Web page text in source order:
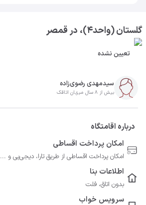
گلستان (واحد4)، در قمصر
تعیین نشده
سیدمهدی رضوی‌زاده
بیش از 8 سال میزبان اتاقک
درباره اقامتگاه
امکان پرداخت اقساطی
امکان پرداخت اقساطی از طریق تارا، دیجی‌پی و ...
اطلاعات بنا
بدون اتاق، فلت
سرویس خواب